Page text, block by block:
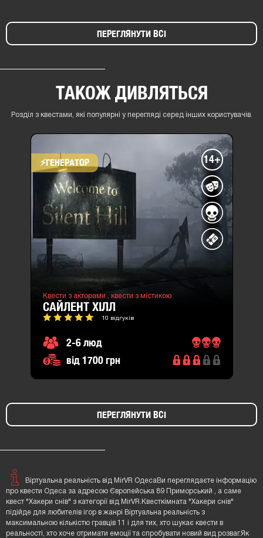
ПЕРЕГЛЯНУТИ ВСІ
ТАКОЖ ДИВЛЯТЬСЯ
Розділ з квестами, які популярні у перегляді серед інших користувачів.
⚡​ГЕНЕРАТОР 14+
Квести з акторами , квести з містикою
САЙЛЕНТ ХІЛЛ
10 відгуків
2-6 люд
від 1700 грн
ПЕРЕГЛЯНУТИ ВСІ
Віртуальна реальність від MirVR ОдесаВи переглядаєте інформацію
про квести Одеса за адресою Європейська 89 Приморський , а саме
квест "Хакери снів" з категорії від MirVR.Квесткімната "Хакери снів"
підійде для любителів ігор в жанрі Віртуальна реальність з
максимальною кількістю гравців 11 і для тих, хто шукає квести в
реальності, хто хоче отримати емоції та спробувати новий вид розваг.Як